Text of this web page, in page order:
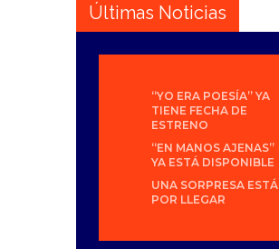
Últimas Noticias
“YO ERA POESÍA” YA
TIENE FECHA DE
ESTRENO
“EN MANOS AJENAS”
YA ESTÁ DISPONIBLE
UNA SORPRESA ESTÁ
POR LLEGAR